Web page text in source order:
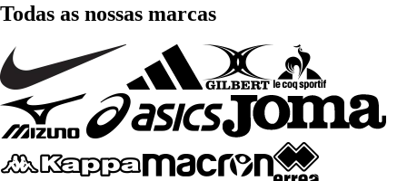
Todas as nossas marcas